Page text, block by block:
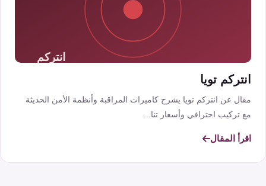
انتركم تويا
مقال عن انتركم تويا يشرح كاميرات المراقبة وأنظمة الأمن الحديثة
مع تركيب احترافي وأسعار تنا...
اقرأ المقال